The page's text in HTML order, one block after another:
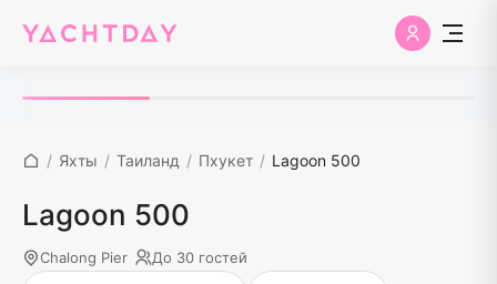
/ Яхты / Таиланд / Пхукет / Lagoon 500
Lagoon 500
Chalong Pier До 30 гостей